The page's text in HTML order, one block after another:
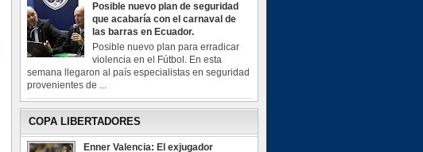
Posible nuevo plan de seguridad
que acabaría con el carnaval de
las barras en Ecuador.
Posible nuevo plan para erradicar
violencia en el Fútbol. En esta
semana llegaron al país especialistas en seguridad
provenientes de ...
COPA LIBERTADORES
Enner Valencia: El exjugador